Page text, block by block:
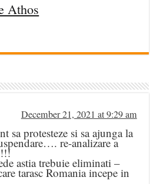
Athos
December 21, 2021 at 9:29 am
sa protesteze si sa ajunga la
re-analizare a
astia trebuie eliminati –
tarasc Romania incepe in